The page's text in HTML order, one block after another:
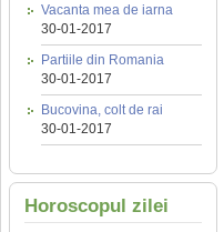
Vacanta mea de iarna
30-01-2017
Partiile din Romania
30-01-2017
Bucovina, colt de rai
30-01-2017
Horoscopul zilei